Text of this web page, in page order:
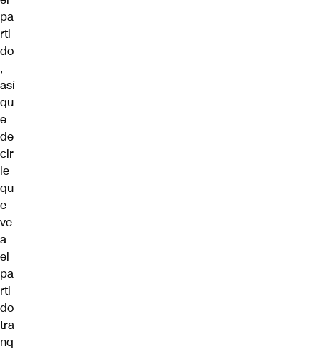
pa
rti
do
,
así
qu
e
de
cir
le
qu
e
ve
a
el
pa
rti
do
tra
nq